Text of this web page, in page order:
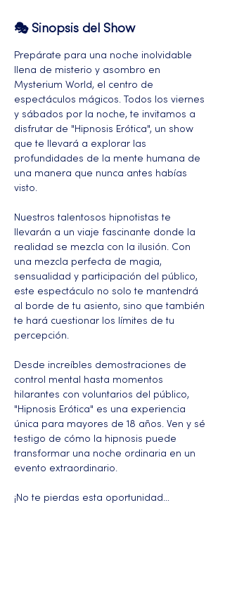
🎭 Sinopsis del Show
Prepárate para una noche inolvidable
llena de misterio y asombro en
Mysterium World, el centro de
espectáculos mágicos. Todos los viernes
y sábados por la noche, te invitamos a
disfrutar de "Hipnosis Erótica", un show
que te llevará a explorar las
profundidades de la mente humana de
una manera que nunca antes habías
visto.
Nuestros talentosos hipnotistas te
llevarán a un viaje fascinante donde la
realidad se mezcla con la ilusión. Con
una mezcla perfecta de magia,
sensualidad y participación del público,
este espectáculo no solo te mantendrá
al borde de tu asiento, sino que también
te hará cuestionar los límites de tu
percepción.
Desde increíbles demostraciones de
control mental hasta momentos
hilarantes con voluntarios del público,
"Hipnosis Erótica" es una experiencia
única para mayores de 18 años. Ven y sé
testigo de cómo la hipnosis puede
transformar una noche ordinaria en un
evento extraordinario.
¡No te pierdas esta oportunidad…